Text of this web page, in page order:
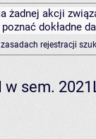
żadnej akcji
dokładne
rejestracji
sem.